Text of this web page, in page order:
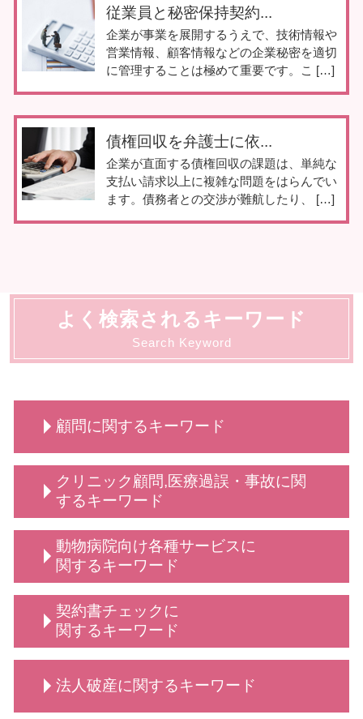
従業員と秘密保持契約...
企業が事業を展開するうえで、技術情報や
営業情報、顧客情報などの企業秘密を適切
に管理することは極めて重要です。こ […]
債権回収を弁護士に依...
企業が直面する債権回収の課題は、単純な
支払い請求以上に複雑な問題をはらんでい
ます。債務者との交渉が難航したり、 […]
よく検索されるキーワード
Search Keyword
顧問に関するキーワード
顧問 法人契約
企業法務 とは
給食費 滞納
法人 顧問
弁護士 顧問契約 メリット
顧問 契約
売掛金 時効
顧問弁護士 事業主
保護者クレーム 理不尽
顧問弁護士 メリット
弁護士 顧問
法人 弁護士 顧問
クリニック顧問,医療過誤・事故に関
するキーワード
不当解雇 とは
従業員 解雇
動物病院向け各種サービスに
関するキーワード
動物病院 トラブル
弁護士 相談 獣医師側
弁護士 相談 動物病院側
弁護士 誹謗中傷対策
動物病院向け 弁護士 サービス
契約書チェックに
関するキーワード
リーガルチェック 弁護士
弁護士 契約交渉 契約書作成
法人破産に関するキーワード